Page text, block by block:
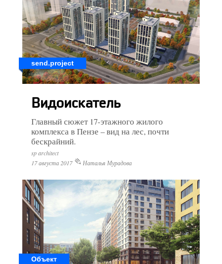
send.project
Видоискатель
Главный сюжет 17-этажного жилого
комплекса в Пензе – вид на лес, почти
бескрайний.
sp architect
17 августа 2017
Наталья Мурадова
Объект